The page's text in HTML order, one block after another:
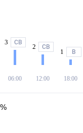
3 СВ
06:00
2 СВ
12:00
1 В
18:00